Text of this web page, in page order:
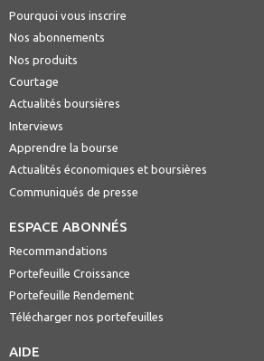
Pourquoi vous inscrire
Nos abonnements
Nos produits
Courtage
Actualités boursières
Interviews
Apprendre la bourse
Actualités économiques et boursières
Communiqués de presse
ESPACE ABONNÉS
Recommandations
Portefeuille Croissance
Portefeuille Rendement
Télécharger nos portefeuilles
AIDE